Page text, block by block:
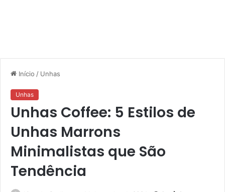
Início / Unhas
Unhas
Unhas Coffee: 5 Estilos de
Unhas Marrons
Minimalistas que São
Tendência